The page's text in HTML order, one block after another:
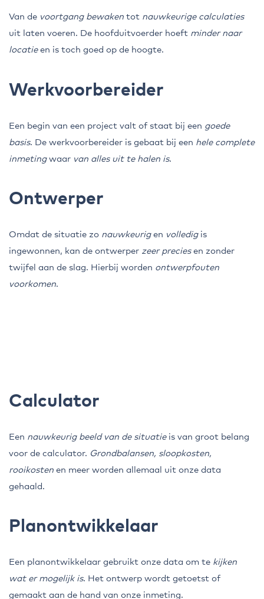
Van de voortgang bewaken tot nauwkeurige calculaties
uit laten voeren. De hoofduitvoerder hoeft minder naar
locatieen is toch goed op de hoogte.
Werkvoorbereider
Een begin van een project valt of staat bij een goede
basis. De werkvoorbereider is gebaat bij een hele complete
inmetingwaar van alles uit te halen is.
Ontwerper
Omdat de situatie zo nauwkeurigen volledigis
ingewonnen, kan de ontwerper zeer preciesen zonder
twijfel aan de slag. Hierbij worden ontwerpfouten
voorkomen.
Calculator
Een nauwkeurig beeld van de situatieis van groot belang
voor de calculator. Grondbalansen, sloopkosten,
rooikosten en meer worden allemaal uit onze data
gehaald.
Planontwikkelaar
Een planontwikkelaar gebruikt onze data om te kijken
wat er mogelijk is. Het ontwerp wordt getoetst of
gemaakt aan de hand van onze inmeting.